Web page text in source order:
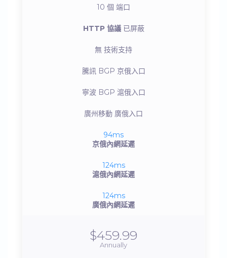
10 個 端口
HTTP 協議已屏蔽
無 技術支持
騰訊 BGP 京俄入口
寧波 BGP 滬俄入口
廣州移動 廣俄入口
94ms
京俄內網延遲
124ms
滬俄內網延遲
124ms
廣俄內網延遲
$459.99
Annually